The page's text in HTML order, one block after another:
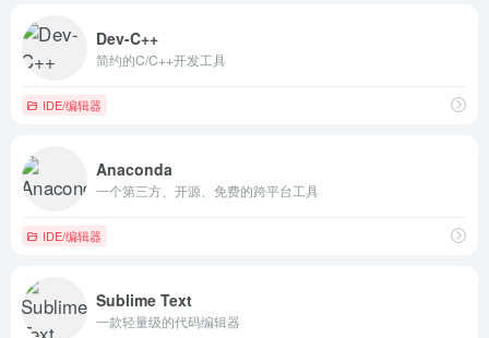
Dev-C++
简约的C/C++开发工具
IDE/编辑器
Anaconda
一个第三方、开源、免费的跨平台工具
IDE/编辑器
Sublime Text
一款轻量级的代码编辑器